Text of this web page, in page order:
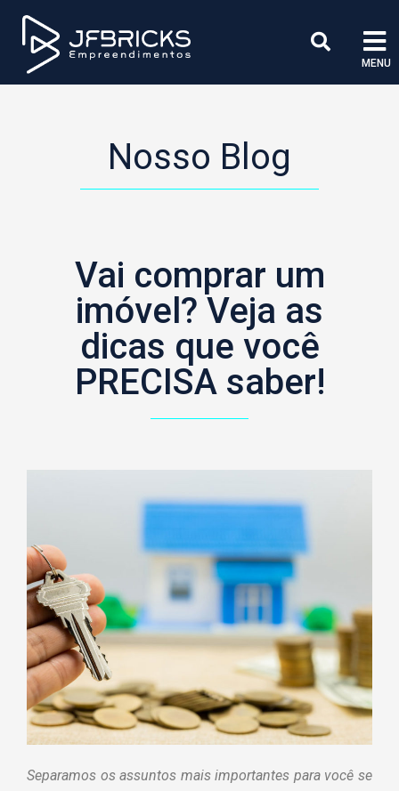
MENU
Nosso Blog
Vai comprar um
imóvel? Veja as
dicas que você
PRECISA saber!
Separamos os assuntos mais importantes para você se